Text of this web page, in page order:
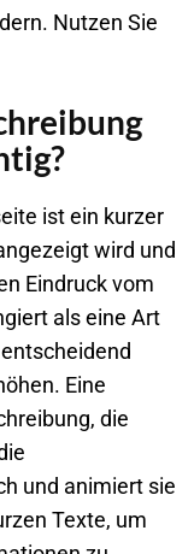
Nutzen Sie
ist ein kurzer
wird und
Eindruck vom
als eine Art
Eine
die
und animiert sie
Texte, um